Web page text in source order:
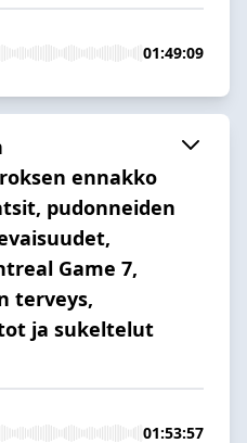
01:49:09
ennakko
pudonneiden
Game 7,
terveys,
ja sukeltelut
01:53:57